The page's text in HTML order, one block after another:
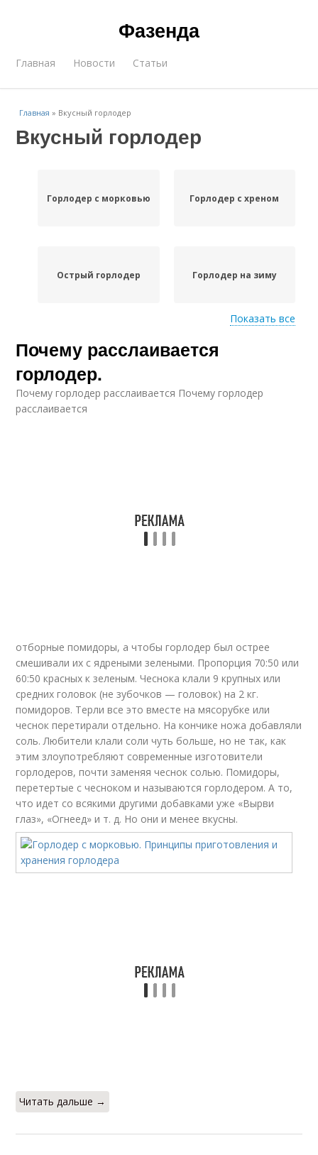
Фазенда
Главная Новости Статьи
Главная » Вкусный горлодер
Вкусный горлодер
Горлодер с морковью Горлодер с хреном
Острый горлодер Горлодер на зиму
Горлодер в бутылке Горлодер с перцем
Показать все
Почему расслаивается
горлодер.
Почему горлодер расслаивается Почему горлодер
расслаивается
отборные помидоры, а чтобы горлодер был острее
смешивали их с ядреными зелеными. Пропорция 70:50 или
60:50 красных к зеленым. Чеснока клали 9 крупных или
средних головок (не зубочков — головок) на 2 кг.
помидоров. Терли все это вместе на мясорубке или
чеснок перетирали отдельно. На кончике ножа добавляли
соль. Любители клали соли чуть больше, но не так, как
этим злоупотребляют современные изготовители
горлодеров, почти заменяя чеснок солью. Помидоры,
перетертые с чесноком и называются горлодером. А то,
что идет со всякими другими добавками уже «Вырви
глаз», «Огнеед» и т. д. Но они и менее вкусны.
Читать дальше →